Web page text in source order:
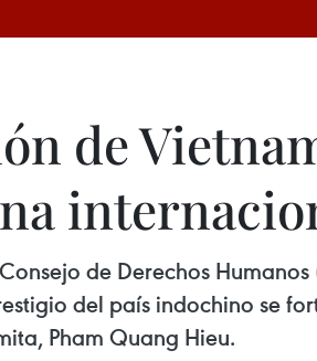
de
de Derechos
del país indochino se
Pham Quang Hieu.